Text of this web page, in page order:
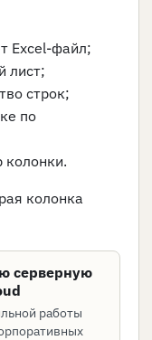
Excel-файл;
лист;
строк;
по
колонки.
колонка
серверную
работы